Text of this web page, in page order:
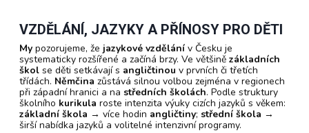
VZDĚLÁNÍ, JAZYKY A PŘÍNOSY PRO DĚTI
My pozorujeme, že jazykové vzdělání v Česku je
systematicky rozšířené a začíná brzy. Ve většině základních
škol se děti setkávají s angličtinou v prvních či třetích
třídách. Němčina zůstává silnou volbou zejména v regionech
při západní hranici a na středních školách. Podle struktury
školního kurikula roste intenzita výuky cizích jazyků s věkem:
základní škola → více hodin angličtiny; střední škola →
širší nabídka jazyků a volitelné intenzivní programy.